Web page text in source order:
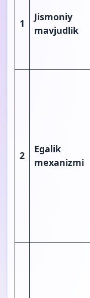
1
Jismoniy
mavjudlik
2
Egalik
mexanizmi